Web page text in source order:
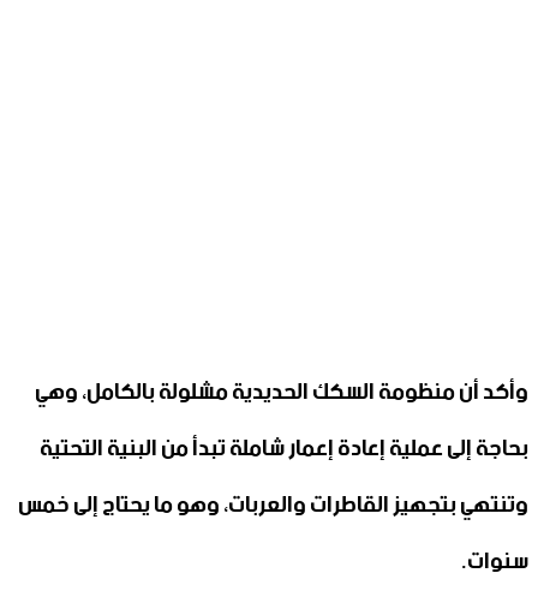
وأكد أن منظومة السكك الحديدية مشلولة بالكامل، وهي
بحاجة إلى عملية إعادة إعمار شاملة تبدأ من البنية التحتية
وتنتهي بتجهيز القاطرات والعربات، وهو ما يحتاج إلى خمس
سنوات.